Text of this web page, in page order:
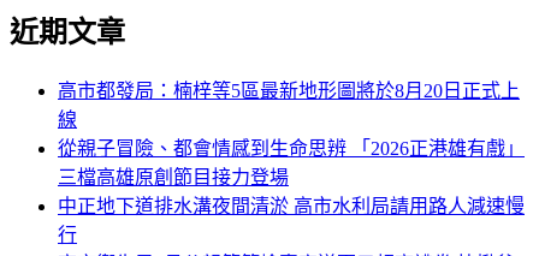
近期文章
高市都發局：楠梓等5區最新地形圖將於8月20日正式上
線
從親子冒險、都會情感到生命思辨 「2026正港雄有戲」
三檔高雄原創節目接力登場
中正地下道排水溝夜間清淤 高市水利局請用路人減速慢
行